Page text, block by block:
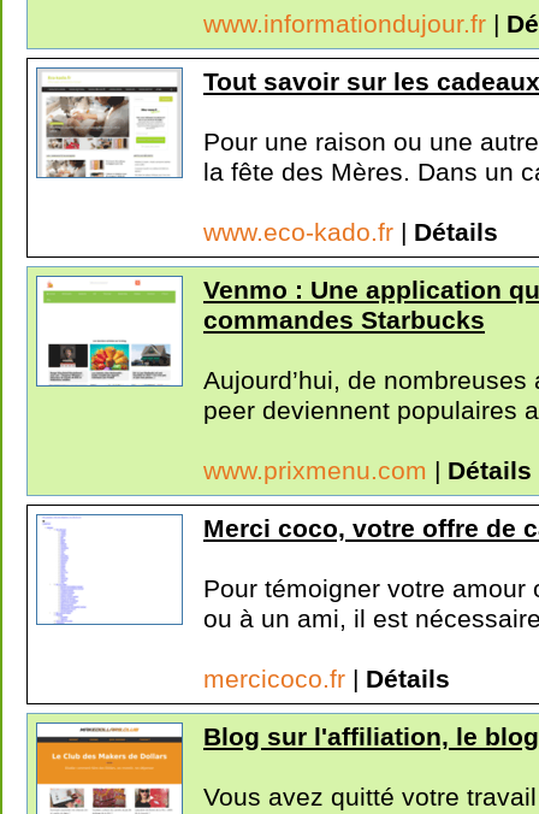
www.informationdujour.fr |
Tout savoir sur les
Pour une raison ou une
la fête des Mères. Dans un
www.eco-kado.fr | Détails
Venmo : Une application
commandes Starbucks
Aujourd’hui, de
peer deviennent populaires
www.prixmenu.com | Détails
Merci coco, votre offre de
Pour témoigner votre
ou à un ami, il est
mercicoco.fr | Détails
Blog sur l'affiliation, le
Vous avez quitté votre